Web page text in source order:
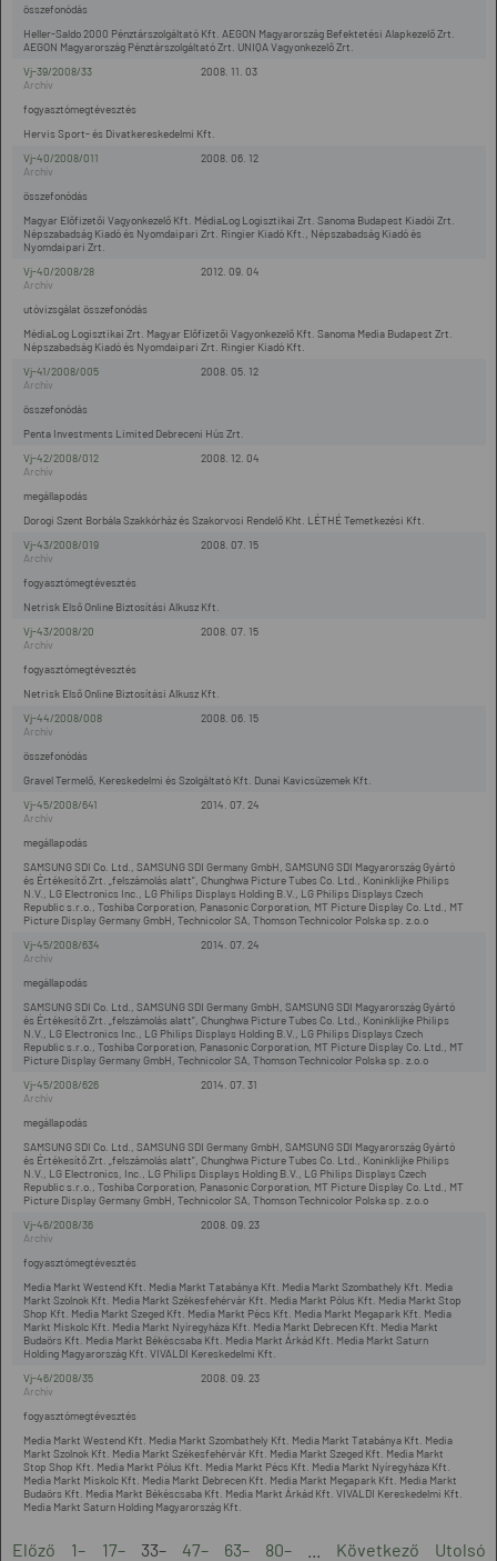
Heller-Saldo 2000 Pénztárszolgáltató Kft. AEGON Magyarország Befektetési Alapkezelő Zrt.
AEGON Magyarország Pénztárszolgáltató Zrt. UNIQA Vagyonkezelő Zrt.
összefonódás
2008. 11. 03
Vj-39/2008/33
Hervis Sport- és Divatkereskedelmi Kft.
fogyasztómegtévesztés
2008. 06. 12
Vj-40/2008/011
Magyar Előfizetői Vagyonkezelő Kft. MédiaLog Logisztikai Zrt. Sanoma Budapest Kiadói Zrt.
Népszabadság Kiadó és Nyomdaipari Zrt. Ringier Kiadó Kft., Népszabadság Kiadó és
Nyomdaipari Zrt.
összefonódás
2012. 09. 04
Vj-40/2008/28
MédiaLog Logisztikai Zrt. Magyar Előfizetői Vagyonkezelő Kft. Sanoma Media Budapest Zrt.
Népszabadság Kiadó és Nyomdaipari Zrt. Ringier Kiadó Kft.
utóvizsgálat összefonódás
2008. 05. 12
Vj-41/2008/005
Penta Investments Limited Debreceni Hús Zrt.
összefonódás
2008. 12. 04
Vj-42/2008/012
Dorogi Szent Borbála Szakkórház és Szakorvosi Rendelő Kht. LÉTHÉ Temetkezési Kft.
megállapodás
2008. 07. 15
Vj-43/2008/019
Netrisk Első Online Biztosítási Alkusz Kft.
fogyasztómegtévesztés
2008. 07. 15
Vj-43/2008/20
Netrisk Első Online Biztosítási Alkusz Kft.
fogyasztómegtévesztés
2008. 06. 15
Vj-44/2008/008
Gravel Termelő, Kereskedelmi és Szolgáltató Kft. Dunai Kavicsüzemek Kft.
összefonódás
2014. 07. 24
Vj-45/2008/641
SAMSUNG SDI Co. Ltd., SAMSUNG SDI Germany GmbH, SAMSUNG SDI Magyarország Gyártó
és Értékesítő Zrt. „felszámolás alatt”, Chunghwa Picture Tubes Co. Ltd., Koninklijke Philips
N.V., LG Electronics Inc., LG Philips Displays Holding B.V., LG Philips Displays Czech
Republic s.r.o., Toshiba Corporation, Panasonic Corporation, MT Picture Display Co. Ltd., MT
Picture Display Germany GmbH, Technicolor SA, Thomson Technicolor Polska sp. z.o.o
megállapodás
2014. 07. 24
Vj-45/2008/634
SAMSUNG SDI Co. Ltd., SAMSUNG SDI Germany GmbH, SAMSUNG SDI Magyarország Gyártó
és Értékesítő Zrt. „felszámolás alatt”, Chunghwa Picture Tubes Co. Ltd., Koninklijke Philips
N.V., LG Electronics Inc., LG Philips Displays Holding B.V., LG Philips Displays Czech
Republic s.r.o., Toshiba Corporation, Panasonic Corporation, MT Picture Display Co. Ltd., MT
Picture Display Germany GmbH, Technicolor SA, Thomson Technicolor Polska sp. z.o.o
megállapodás
2014. 07. 31
Vj-45/2008/626
SAMSUNG SDI Co. Ltd., SAMSUNG SDI Germany GmbH, SAMSUNG SDI Magyarország Gyártó
és Értékesítő Zrt. „felszámolás alatt”, Chunghwa Picture Tubes Co. Ltd., Koninklijke Philips
N.V., LG Electronics, Inc., LG Philips Displays Holding B.V., LG Philips Displays Czech
Republic s.r.o., Toshiba Corporation, Panasonic Corporation, MT Picture Display Co. Ltd., MT
Picture Display Germany GmbH, Technicolor SA, Thomson Technicolor Polska sp. z.o.o
megállapodás
2008. 09. 23
Vj-46/2008/36
Media Markt Westend Kft. Media Markt Tatabánya Kft. Media Markt Szombathely Kft. Media
Markt Szolnok Kft. Media Markt Székesfehérvár Kft. Media Markt Pólus Kft. Media Markt Stop
Shop Kft. Media Markt Szeged Kft. Media Markt Pécs Kft. Media Markt Megapark Kft. Media
Markt Miskolc Kft. Media Markt Nyíregyháza Kft. Media Markt Debrecen Kft. Media Markt
Budaörs Kft. Media Markt Békéscsaba Kft. Media Markt Árkád Kft. Media Markt Saturn
Holding Magyarország Kft. VIVALDI Kereskedelmi Kft.
fogyasztómegtévesztés
2008. 09. 23
Vj-46/2008/35
Media Markt Westend Kft. Media Markt Szombathely Kft. Media Markt Tatabánya Kft. Media
Markt Szolnok Kft. Media Markt Székesfehérvár Kft. Media Markt Szeged Kft. Media Markt
Stop Shop Kft. Media Markt Pólus Kft. Media Markt Pécs Kft. Media Markt Nyíregyháza Kft.
Media Markt Miskolc Kft. Media Markt Debrecen Kft. Media Markt Megapark Kft. Media Markt
Budaörs Kft. Media Markt Békéscsaba Kft. Media Markt Árkád Kft. VIVALDI Kereskedelmi Kft.
Media Markt Saturn Holding Magyarország Kft.
fogyasztómegtévesztés
Előző 1– 17– 33– 47– 63– 80– Következő Utolsó